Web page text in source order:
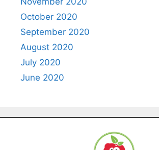
October 2020
September 2020
August 2020
July 2020
June 2020